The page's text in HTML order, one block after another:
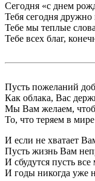
Сегодня «с днем
Тебя сегодня дружно
Тебе мы теплые
Тебе всех благ,
Пусть пожеланий
Как облака, Вас
Мы Вам желаем,
То, что теряем в
И если не хватает
Пусть жизнь Вам
И сбудутся пусть
И годы никогда уже